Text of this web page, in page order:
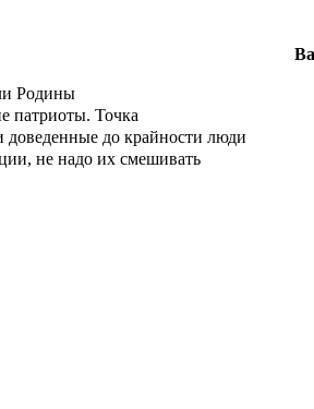
Родины
патриоты. Точка
доведенные до крайности люди
не надо их смешивать